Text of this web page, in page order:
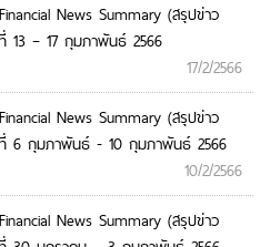
News Summary (สรุปข่าว
13 – 17 กุมภาพันธ์ 2566
17/2/2566
News Summary (สรุปข่าว
ที่ 6 กุมภาพันธ์ - 10 กุมภาพันธ์ 2566
10/2/2566
News Summary (สรุปข่าว